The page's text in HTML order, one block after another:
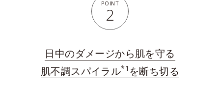
POINT
2
日中のダメージから肌を守る
肌不調スパイラル*1 を断ち切る